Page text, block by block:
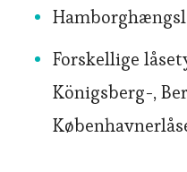
Forskellige
Königsberg-,